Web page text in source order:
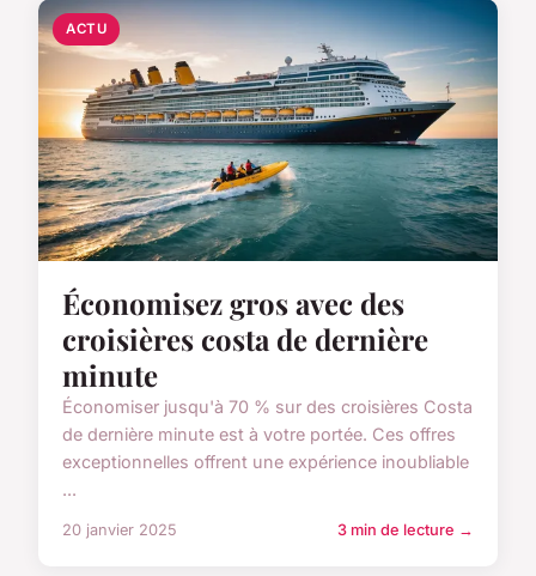
ACTU
Économisez gros avec des
croisières costa de dernière
minute
Économiser jusqu'à 70 % sur des croisières Costa
de dernière minute est à votre portée. Ces offres
exceptionnelles offrent une expérience inoubliable
...
20 janvier 2025 3 min de lecture →